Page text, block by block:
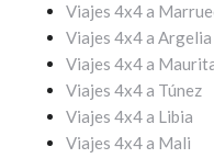
Viajes 4x4 a
Viajes 4x4 a Argelia
Viajes 4x4 a
Viajes 4x4 a Túnez
Viajes 4x4 a Libia
Viajes 4x4 a Mali